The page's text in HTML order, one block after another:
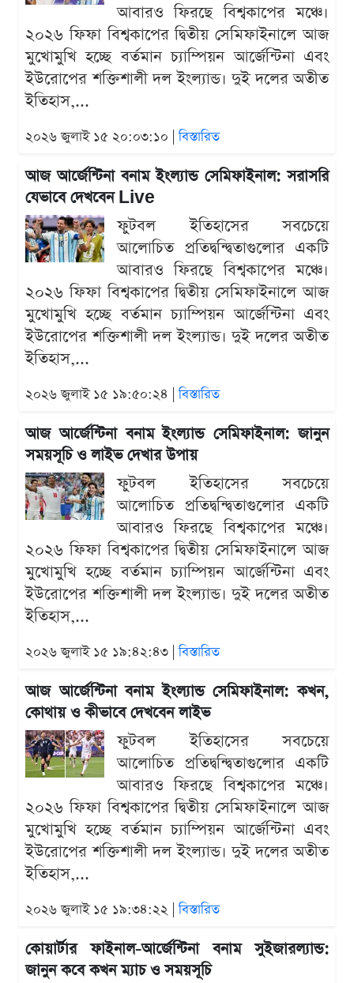
আবারও ফিরছে বিশ্বকাপের মঞ্চে।
২০২৬ ফিফা বিশ্বকাপের দ্বিতীয় সেমিফাইনালে আজ
মুখোমুখি হচ্ছে বর্তমান চ্যাম্পিয়ন আর্জেন্টিনা এবং
ইউরোপের শক্তিশালী দল ইংল্যান্ড। দুই দলের অতীত
ইতিহাস,...
২০২৬ জুলাই ১৫ ২০:০৩:১০ |বিস্তারিত
আজ আর্জেন্টিনা বনাম ইংল্যান্ড সেমিফাইনাল: সরাসরি
যেভাবে দেখবেন Live
ফুটবল ইতিহাসের সবচেয়ে
আলোচিত প্রতিদ্বন্দ্বিতাগুলোর একটি
আবারও ফিরছে বিশ্বকাপের মঞ্চে।
২০২৬ ফিফা বিশ্বকাপের দ্বিতীয় সেমিফাইনালে আজ
মুখোমুখি হচ্ছে বর্তমান চ্যাম্পিয়ন আর্জেন্টিনা এবং
ইউরোপের শক্তিশালী দল ইংল্যান্ড। দুই দলের অতীত
ইতিহাস,...
২০২৬ জুলাই ১৫ ১৯:৫০:২৪ |বিস্তারিত
আজ আর্জেন্টিনা বনাম ইংল্যান্ড সেমিফাইনাল: জানুন
সময়সূচি ও লাইভ দেখার উপায়
ফুটবল ইতিহাসের সবচেয়ে
আলোচিত প্রতিদ্বন্দ্বিতাগুলোর একটি
আবারও ফিরছে বিশ্বকাপের মঞ্চে।
২০২৬ ফিফা বিশ্বকাপের দ্বিতীয় সেমিফাইনালে আজ
মুখোমুখি হচ্ছে বর্তমান চ্যাম্পিয়ন আর্জেন্টিনা এবং
ইউরোপের শক্তিশালী দল ইংল্যান্ড। দুই দলের অতীত
ইতিহাস,...
২০২৬ জুলাই ১৫ ১৯:৪২:৪৩ |বিস্তারিত
আজ আর্জেন্টিনা বনাম ইংল্যান্ড সেমিফাইনাল: কখন,
কোথায় ও কীভাবে দেখবেন লাইভ
ফুটবল ইতিহাসের সবচেয়ে
আলোচিত প্রতিদ্বন্দ্বিতাগুলোর একটি
আবারও ফিরছে বিশ্বকাপের মঞ্চে।
২০২৬ ফিফা বিশ্বকাপের দ্বিতীয় সেমিফাইনালে আজ
মুখোমুখি হচ্ছে বর্তমান চ্যাম্পিয়ন আর্জেন্টিনা এবং
ইউরোপের শক্তিশালী দল ইংল্যান্ড। দুই দলের অতীত
ইতিহাস,...
২০২৬ জুলাই ১৫ ১৯:৩৪:২২ |বিস্তারিত
কোয়ার্টার ফাইনাল-আর্জেন্টিনা বনাম সুইজারল্যান্ড:
জানুন কবে কখন ম্যাচ ও সময়সূচি